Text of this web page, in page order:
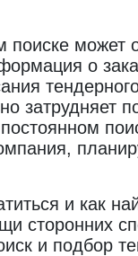
может
о
затрудняет
и как
сторонних
и подбор